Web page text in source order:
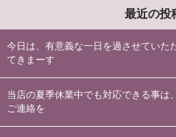
最近の投
今日は、有意義な一日を過させていた
てきまーす
当店の夏季休業中でも対応できる事は
ご連絡を